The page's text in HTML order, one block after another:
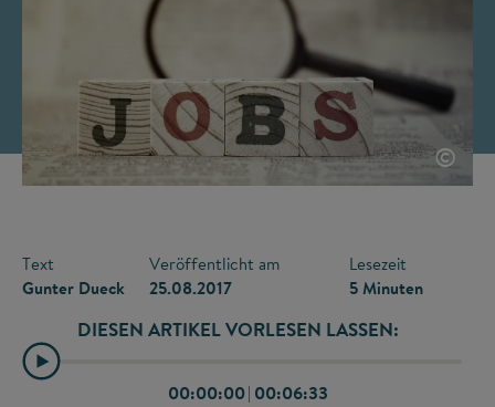
©
Text
Gunter Dueck
Veröffentlicht am
25.08.2017
Lesezeit
5 Minuten
DIESEN ARTIKEL VORLESEN LASSEN:
00:00:00| 00:06:33